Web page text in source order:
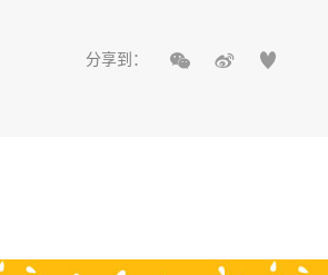
分享到：   